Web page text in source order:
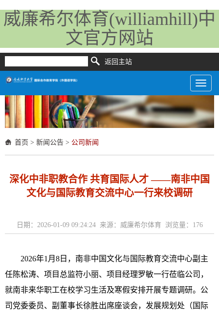
威廉希尔体育(williamhill)中
文官方网站
返回主站
Toggle
首页 > 新闻公告 > 公司新闻
深化中非职教合作 共育国际人才 ——南非中国
文化与国际教育交流中心一行来校调研
日期：2026-01-09 09:24:24 来源：威廉希尔体育 浏览量： 176
2026年1月8日， 南非中国文化与国际教育交流中心副主
任陈松涛、项目总监符小丽、项目经理罗敏一行莅临公司，
就南非来华职工在校学习生活及寒假安排开展专题调研。公
司党委委员、副董事长徐胜出席座谈会，发展规划处（国际